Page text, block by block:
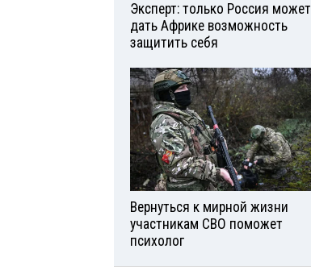
Эксперт: только Россия может
дать Африке возможность
защитить себя
Вернуться к мирной жизни
участникам СВО поможет
психолог